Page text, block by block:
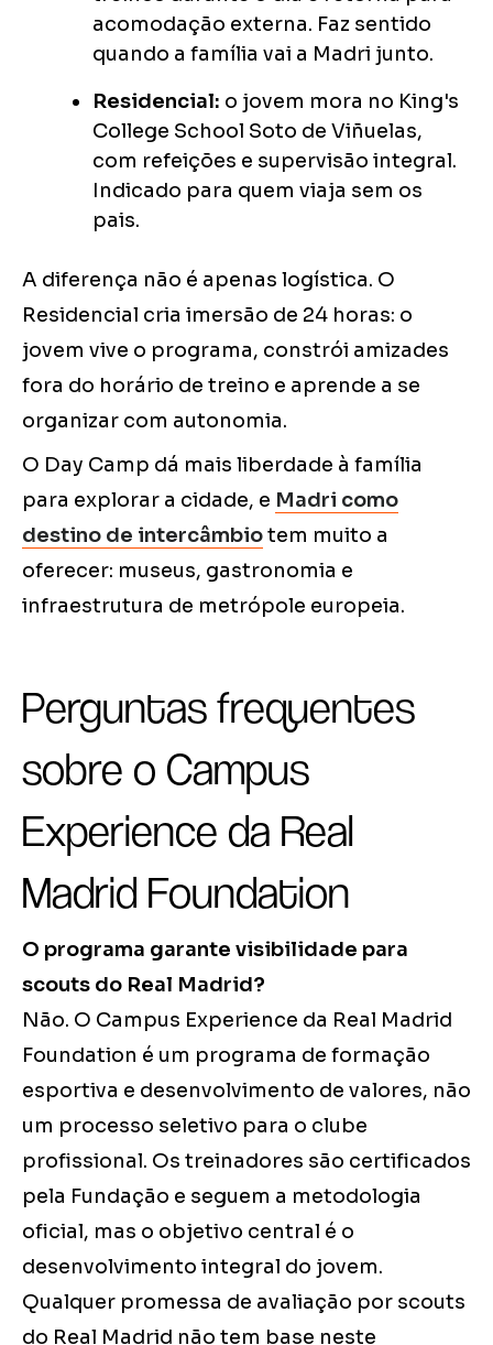
acomodação externa. Faz sentido
quando a família vai a Madri junto.
Residencial: o jovem mora no King's
College School Soto de Viñuelas,
com refeições e supervisão integral.
Indicado para quem viaja sem os
pais.
A diferença não é apenas logística. O
Residencial cria imersão de 24 horas: o
jovem vive o programa, constrói amizades
fora do horário de treino e aprende a se
organizar com autonomia.
O Day Camp dá mais liberdade à família
para explorar a cidade, e Madri como
destino de intercâmbiotem muito a
oferecer: museus, gastronomia e
infraestrutura de metrópole europeia.
Perguntas frequentes
sobre o Campus
Experience da Real
Madrid Foundation
O programa garante visibilidade para
scouts do Real Madrid?
Não. O Campus Experience da Real Madrid
Foundation é um programa de formação
esportiva e desenvolvimento de valores, não
um processo seletivo para o clube
profissional. Os treinadores são certificados
pela Fundação e seguem a metodologia
oficial, mas o objetivo central é o
desenvolvimento integral do jovem.
Qualquer promessa de avaliação por scouts
do Real Madrid não tem base neste